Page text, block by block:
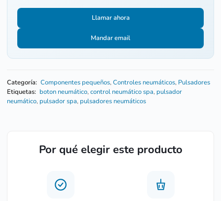
Llamar ahora
Mandar email
Categoría: Componentes pequeños,Controles neumáticos, Pulsadores
Etiquetas: boton neumático,control neumático spa, pulsador
neumático, pulsador spa, pulsadores neumáticos
Por qué elegir este producto